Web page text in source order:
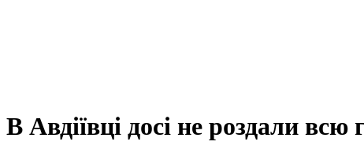
В Авдіївці досі не роздали